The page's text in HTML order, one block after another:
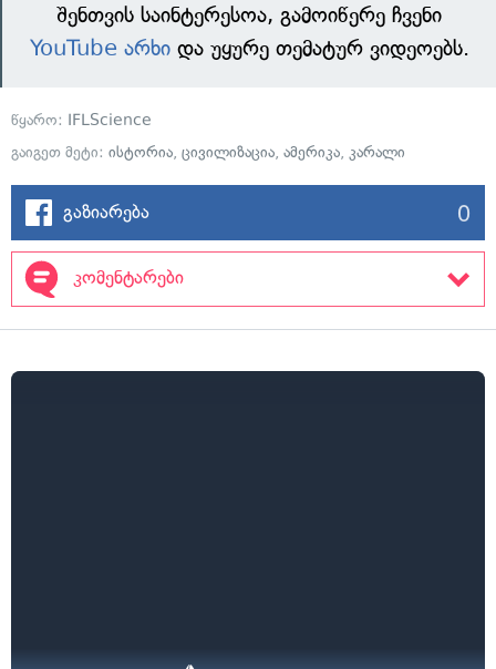
შენთვის საინტერესოა, გამოიწერე ჩვენი
YouTube არხიდა უყურე თემატურ ვიდეოებს.
წყარო: IFLScience
გაიგეთ მეტი: ისტორია, ცივილიზაცია, ამერიკა, კარალი
გაზიარება 0
კომენტარები